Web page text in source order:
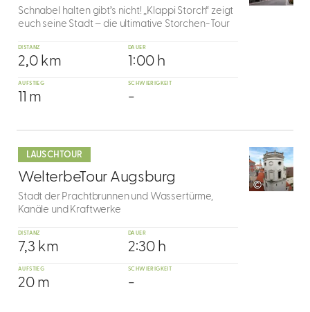
Schnabel halten gibt’s nicht! „Klappi Storch“ zeigt
euch seine Stadt – die ultimative Storchen-Tour
DISTANZ
2,0 km
DAUER
1:00 h
AUFSTIEG
11 m
SCHWIERIGKEIT
-
LAUSCHTOUR
9
WelterbeTour Augsburg
©
Stadt der Prachtbrunnen und Wassertürme,
Kanäle und Kraftwerke
DISTANZ
7,3 km
DAUER
2:30 h
AUFSTIEG
20 m
SCHWIERIGKEIT
-
dazu